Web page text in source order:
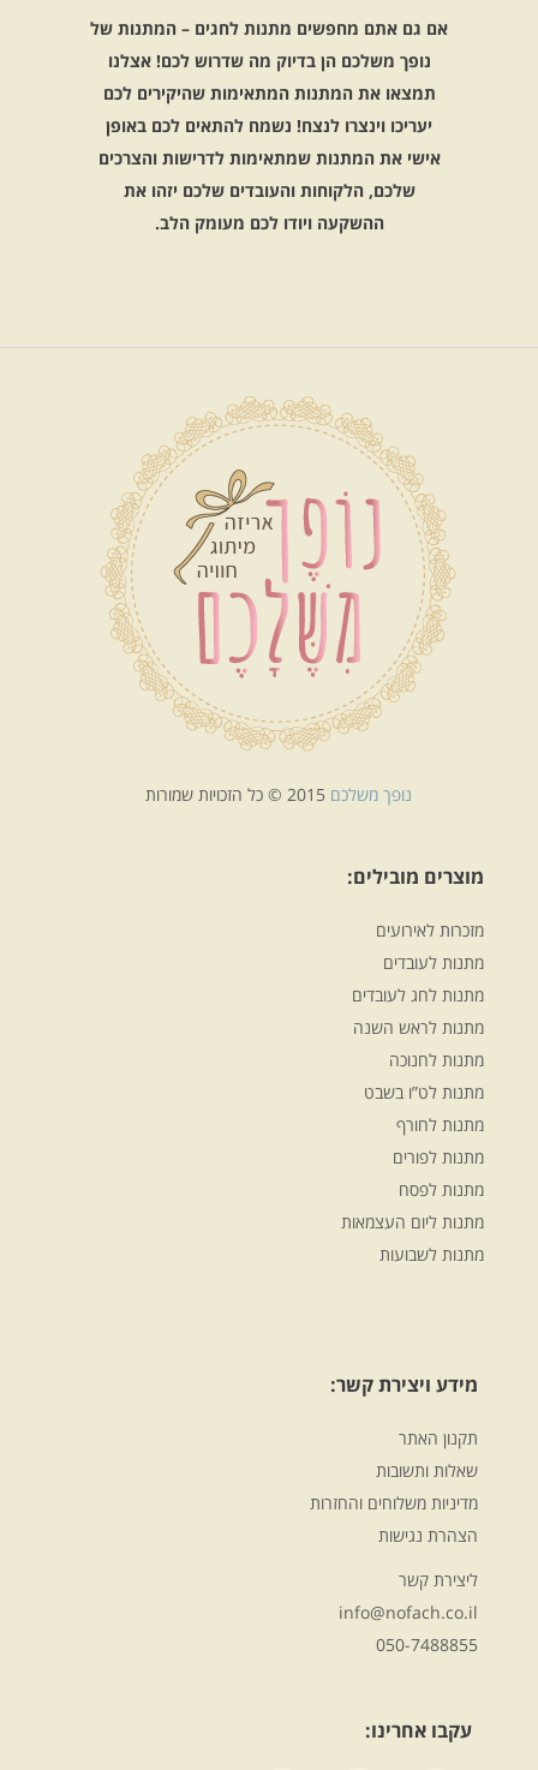
אם גם אתם מחפשים מתנות לחגים – המתנות של
נופך משלכם הן בדיוק מה שדרוש לכם! אצלנו
תמצאו את המתנות המתאימות שהיקירים לכם
יעריכו וינצרו לנצח! נשמח להתאים לכם באופן
אישי את המתנות שמתאימות לדרישות והצרכים
שלכם, הלקוחות והעובדים שלכם יזהו את
ההשקעה ויודו לכם מעומק הלב.
נופך משלכם
מוצרים מובילים:
מזכרות לאירועים
מתנות לעובדים
מתנות לחג לעובדים
מתנות לראש השנה
מתנות לחנוכה
מתנות לט”ו בשבט
מתנות לחורף
מתנות לפורים
מתנות לפסח
מתנות ליום העצמאות
מתנות לשבועות
מידע ויצירת קשר:
תקנון האתר
שאלות ותשובות
מדיניות משלוחים והחזרות
הצהרת נגישות
ליצירת קשר
info@nofach.co.il
050-7488855
עקבו אחרינו: